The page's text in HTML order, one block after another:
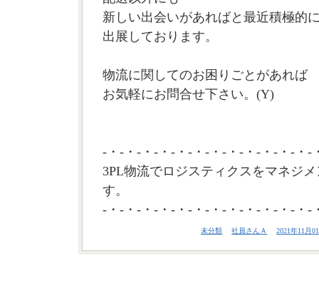
新しい出会いがあればと最近積極的
出展しております。
物流に関してのお困りごとがあれば
お気軽にお問合せ下さい。(Y)
-・-・-・-・-・-・-・-・-・-・-・-・-
3PL物流でロジスティクスをマネジ
す。
-・-・-・-・-・-・-・-・-・-・-・-・-
未分類 社員さんＡ 2021年11月